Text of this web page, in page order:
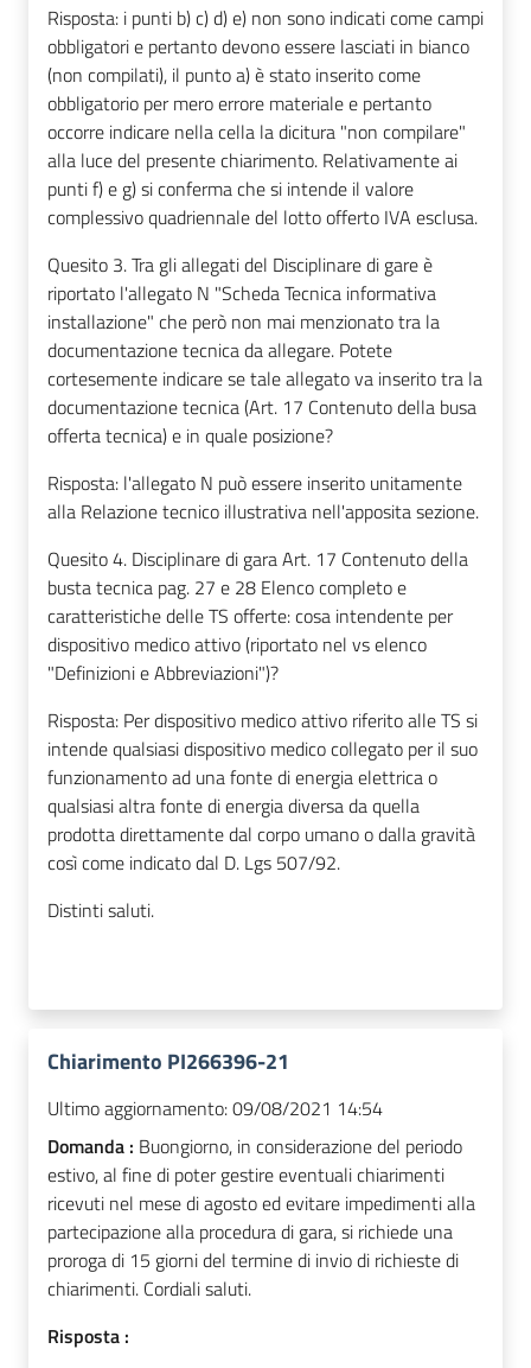
Risposta: i punti b) c) d) e) non sono indicati come campi
obbligatori e pertanto devono essere lasciati in bianco
(non compilati), il punto a) è stato inserito come
obbligatorio per mero errore materiale e pertanto
occorre indicare nella cella la dicitura "non compilare"
alla luce del presente chiarimento. Relativamente ai
punti f) e g) si conferma che si intende il valore
complessivo quadriennale del lotto offerto IVA esclusa.
Quesito 3. Tra gli allegati del Disciplinare di gare è
riportato l'allegato N "Scheda Tecnica informativa
installazione" che però non mai menzionato tra la
documentazione tecnica da allegare. Potete
cortesemente indicare se tale allegato va inserito tra la
documentazione tecnica (Art. 17 Contenuto della busa
offerta tecnica) e in quale posizione?
Risposta: l'allegato N può essere inserito unitamente
alla Relazione tecnico illustrativa nell'apposita sezione.
Quesito 4. Disciplinare di gara Art. 17 Contenuto della
busta tecnica pag. 27 e 28 Elenco completo e
caratteristiche delle TS offerte: cosa intendente per
dispositivo medico attivo (riportato nel vs elenco
"Definizioni e Abbreviazioni")?
Risposta: Per dispositivo medico attivo riferito alle TS si
intende qualsiasi dispositivo medico collegato per il suo
funzionamento ad una fonte di energia elettrica o
qualsiasi altra fonte di energia diversa da quella
prodotta direttamente dal corpo umano o dalla gravità
così come indicato dal D. Lgs 507/92.
Distinti saluti.
Chiarimento PI266396-21
Ultimo aggiornamento:09/08/2021 14:54
Domanda : Buongiorno, in considerazione del periodo
estivo, al fine di poter gestire eventuali chiarimenti
ricevuti nel mese di agosto ed evitare impedimenti alla
partecipazione alla procedura di gara, si richiede una
proroga di 15 giorni del termine di invio di richieste di
chiarimenti. Cordiali saluti.
Risposta :